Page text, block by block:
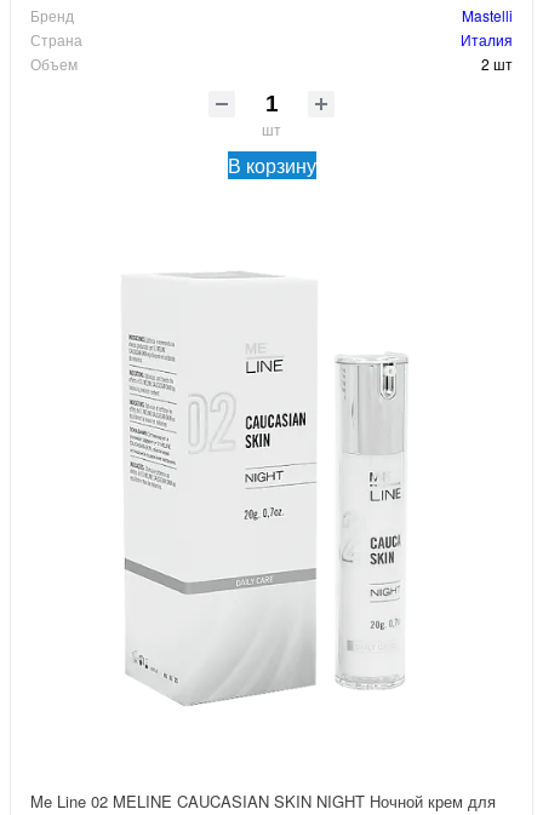
Бренд
Mastelli
Страна
Италия
Объем
2 шт
шт
В корзину
Me Line 02 MELINE CAUCASIAN SKIN NIGHT Ночной крем для